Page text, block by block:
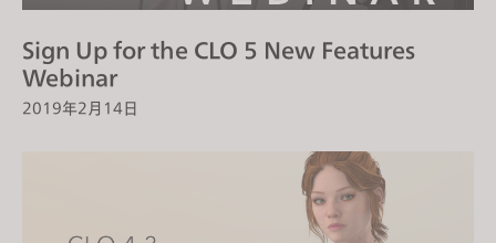
Sign Up for the CLO 5 New Features
Webinar
2019年2月14日